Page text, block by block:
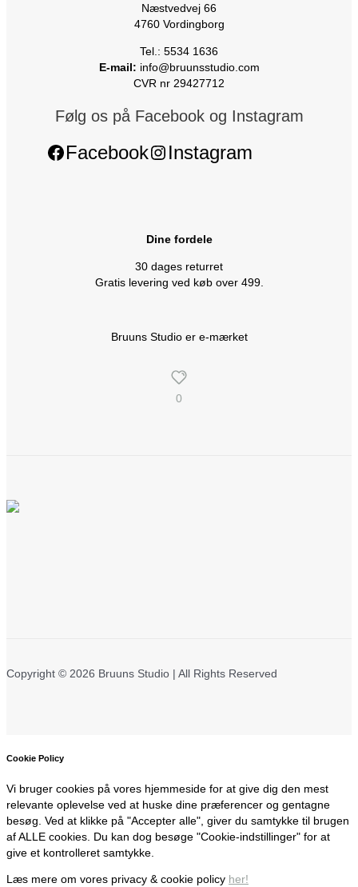
Næstvedvej 66
4760 Vordingborg
Tel.: 5534 1636
E-mail: info@bruunsstudio.com
CVR nr 29427712
Følg os på Facebook og Instagram
Facebook Instagram
Dine fordele
30 dages returret
Gratis levering ved køb over 499.
Bruuns Studio er e-mærket
0
Copyright © 2026 Bruuns Studio | All Rights Reserved
Cookie Policy
Vi bruger cookies på vores hjemmeside for at give dig den mest
relevante oplevelse ved at huske dine præferencer og gentagne
besøg. Ved at klikke på "Accepter alle", giver du samtykke til brugen
af ALLE cookies. Du kan dog besøge "Cookie-indstillinger" for at
give et kontrolleret samtykke.
Læs mere om vores privacy & cookie policy her!